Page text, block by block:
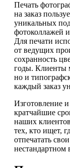
Печать
на заказ
уникальных
фотоколлажей
Для печати
от ведущих
сохранность
годы. Клиенты
но и
каждый заказ
Изготовление и
кратчайшие
наших
тех, кто ищет,
отпечатать
нестандартном